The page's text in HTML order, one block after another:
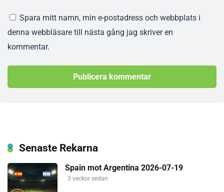
Spara mitt namn, min e-postadress och webbplats i
denna webbläsare till nästa gång jag skriver en
kommentar.
Senaste Rekarna
Spain mot Argentina 2026-07-19
3 veckor sedan